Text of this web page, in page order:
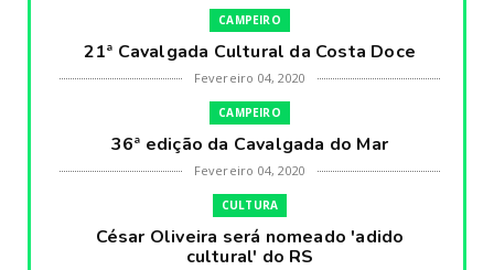
CAMPEIRO
21ª Cavalgada Cultural da Costa Doce
Fevereiro 04, 2020
CAMPEIRO
36ª edição da Cavalgada do Mar
Fevereiro 04, 2020
CULTURA
César Oliveira será nomeado 'adido
cultural' do RS